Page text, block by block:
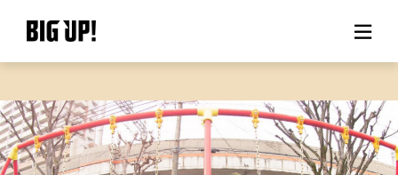
About BIG UP!
News